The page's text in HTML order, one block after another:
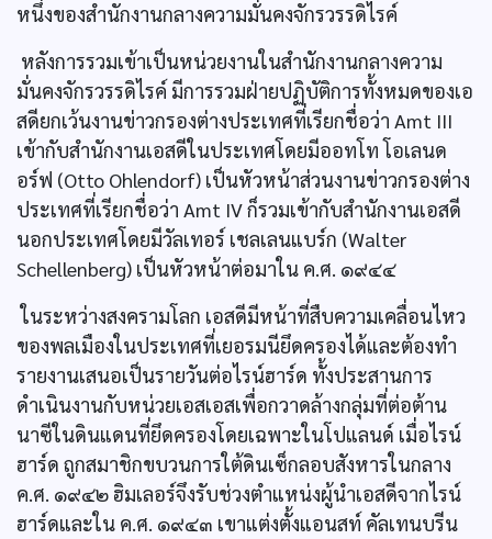
หนึ่งของสำนักงานกลางความมั่นคงจักรวรรดิไรค์
หลังการรวมเข้าเป็นหน่วยงานในสำนักงานกลางความ
มั่นคงจักรวรรดิไรค์ มีการรวมฝ่ายปฏิบัติการทั้งหมดของเอ
สดียกเว้นงานข่าวกรองต่างประเทศที่เรียกชื่อว่า Amt III
เข้ากับสำนักงานเอสดีในประเทศโดยมีออทโท โอเลนด
อร์ฟ (Otto Ohlendorf) เป็นหัวหน้าส่วนงานข่าวกรองต่าง
ประเทศที่เรียกชื่อว่า Amt IV ก็รวมเข้ากับสำนักงานเอสดี
นอกประเทศโดยมีวัลเทอร์ เชลเลนแบร์ก (Walter
Schellenberg) เป็นหัวหน้าต่อมาใน ค.ศ. ๑๙๔๔
ในระหว่างสงครามโลก เอสดีมีหน้าที่สืบความเคลื่อนไหว
ของพลเมืองในประเทศที่เยอรมนียึดครองได้และต้องทำ
รายงานเสนอเป็นรายวันต่อไรน์ฮาร์ด ทั้งประสานการ
ดำเนินงานกับหน่วยเอสเอสเพื่อกวาดล้างกลุ่มที่ต่อต้าน
นาซีในดินแดนที่ยึดครองโดยเฉพาะในโปแลนด์ เมื่อไรน์
ฮาร์ด ถูกสมาชิกขบวนการใต้ดินเซ็กลอบสังหารในกลาง
ค.ศ. ๑๙๔๒ ฮิมเลอร์จึงรับช่วงตำแหน่งผู้นำเอสดีจากไรน์
ฮาร์ดและใน ค.ศ. ๑๙๔๓ เขาแต่งตั้งแอนสท์ คัลเทนบรีน